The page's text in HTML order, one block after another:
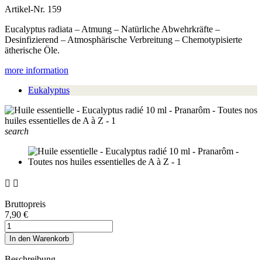
Artikel-Nr. 159
Eucalyptus radiata – Atmung – Natürliche Abwehrkräfte –
Desinfizierend – Atmosphärische Verbreitung – Chemotypisierte
ätherische Öle.
more information
Eukalyptus
search
 
Bruttopreis
7,90 €
In den Warenkorb